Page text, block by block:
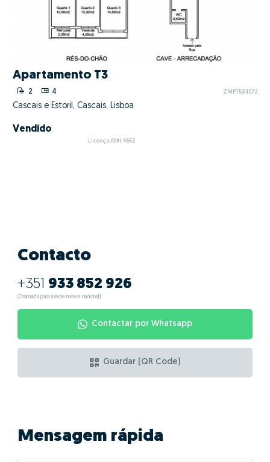
Apartamento T3
2 4 ZMPT534072
Cascais e Estoril, Cascais, Lisboa
Vendido
Licença AMI 4662
Contacto
+351 933 852 926
(Chamada para a rede móvel nacional)
Contactar por Whatsapp
Guardar (QR Code)
Mensagem rápida